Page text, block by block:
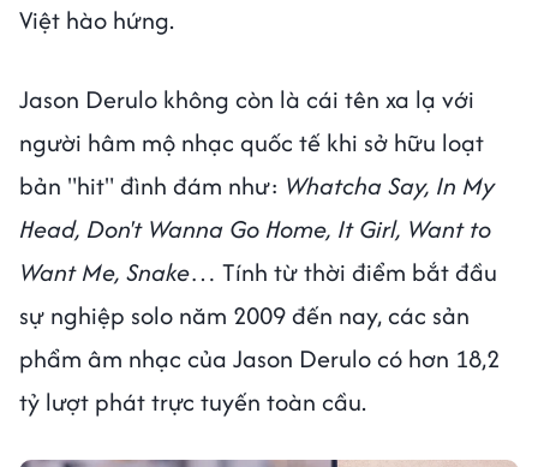
Việt hào hứng.
Jason Derulo không còn là cái tên xa lạ với
người hâm mộ nhạc quốc tế khi sở hữu loạt
bản "hit" đình đám như: Whatcha Say, In My
Head, Don't Wanna Go Home, It Girl, Want to
Want Me, Snake… Tính từ thời điểm bắt đầu
sự nghiệp solo năm 2009 đến nay, các sản
phẩm âm nhạc của Jason Derulo có hơn 18,2
tỷ lượt phát trực tuyến toàn cầu.